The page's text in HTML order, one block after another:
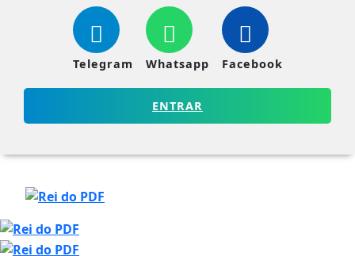
Telegram Whatsapp Facebook
ENTRAR